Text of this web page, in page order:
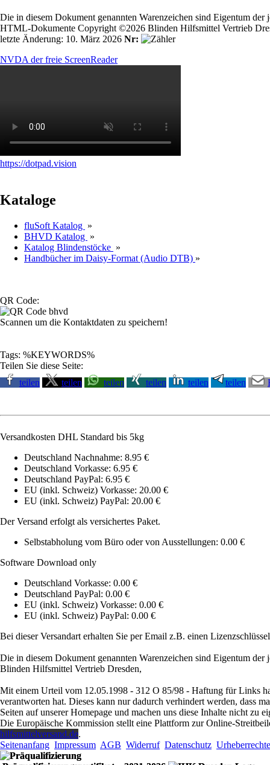
Die in diesem Dokument genannten Warenzeichen sind Eigentum
HTML-Dokumente Copyright ©2026 Blinden Hilfsmittel Vertrieb
letzte Änderung: 10. März 2026 Nr:
NVDA der freie ScreenReader
https://dotpad.vision
Kataloge
fluSoft Katalog »
BHVD Katalog »
Katalog Blindenstöcke »
Handbücher im Daisy-Format (Audio DTB) »
QR Code:
Scannen um die Kontaktdaten zu speichern!
Tags: %KEYWORDS%
Teilen Sie diese Seite:
teilen
teilen teilen teilen teilen teilen
Versandkosten DHL Standard bis 5kg
Deutschland Nachnahme: 8.95 €
Deutschland Vorkasse: 6.95 €
Deutschland PayPal: 6.95 €
EU (inkl. Schweiz) Vorkasse: 20.00 €
EU (inkl. Schweiz) PayPal: 20.00 €
Der Versand erfolgt als versichertes Paket.
Selbstabholung vom Büro oder von Ausstellungen: 0.00 €
Software Download only
Deutschland Vorkasse: 0.00 €
Deutschland PayPal: 0.00 €
EU (inkl. Schweiz) Vorkasse: 0.00 €
EU (inkl. Schweiz) PayPal: 0.00 €
Bei dieser Versandart erhalten Sie per Email z.B. einen
Die in diesem Dokument genannten Warenzeichen sind Eigentum
Blinden Hilfsmittel Vertrieb Dresden,
Mit einem Urteil vom 12.05.1998 - 312 O 85/98 - Haftung für Links
verantworten hat. Dieses kann nur dadurch verhindert werden, dass
Seiten auf unserer Homepage und machen uns diese Inhalte nicht
Die Europäische Kommission stellt eine Plattform zur Online-
hilfsmittelversand.de.
Seitenanfang Impressum AGB Widerruf Datenschutz Urheberrechte